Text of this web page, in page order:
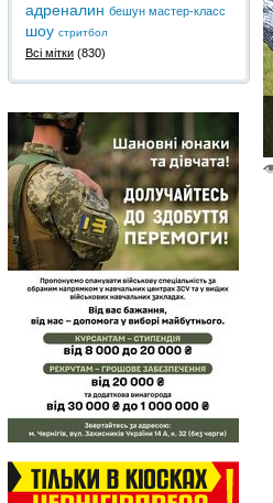
адреналин бешун мастер-класс
шоу стритбол
Всі мітки (830)